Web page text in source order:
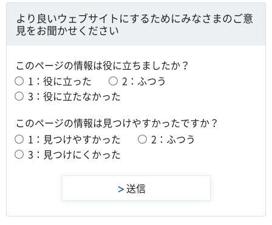
より良いウェブサイトにするためにみなさまのご意
見をお聞かせください
このページの情報は役に立ちましたか？
1：役に立った
2：ふつう
3：役に立たなかった
このページの情報は見つけやすかったですか？
1：見つけやすかった
2：ふつう
3：見つけにくかった